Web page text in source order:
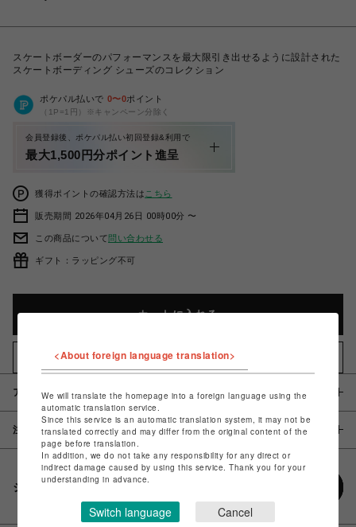
スケートボーダーのパフォーマンスを最大限引き出せるように設計された
スケートボーディング シューズのコレクション
ポケパル払いで 0〜0ポイント
（1P=1円）※キャンペーン分除く
会員登録後、ポケパル払い初回登録&利用で
最大1,500円分ポイント進呈
獲得ポイントの確認方法は こちら
販売期間 2026年04月26日 00時00分 〜
この商品について問い合わせる
ギフト：ラッピング不可
カートに入れる
お気に入りアイテムに追加
アイテム説明 / 素材
注意事項
シェアする
<About foreign language translation>
We will translate the homepage into a foreign language using the
automatic translation service.
Since this service is an automatic translation system, it may not be
translated correctly and may differ from the original content of the
page before translation.
In addition, we do not take any responsibility for any direct or
indirect damage caused by using this service. Thank you for your
understanding in advance.
Switch language Cancel